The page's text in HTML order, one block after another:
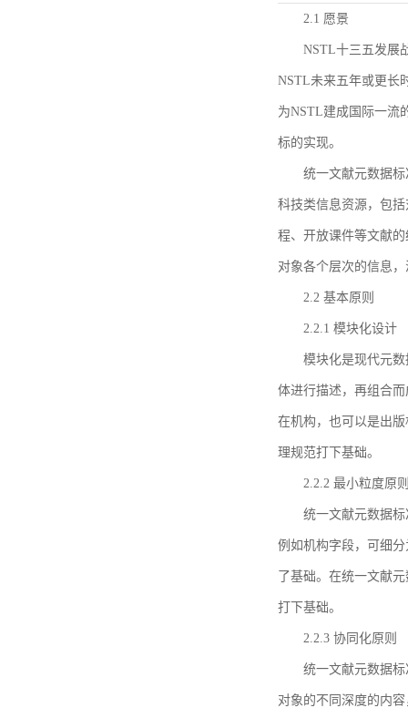
2.1 愿景
NSTL十三五发展
NSTL未来五年或更长
为NSTL建成国际一流
标的实现。
统一文献元数据
科技类信息资源，包
程、开放课件等文献
对象各个层次的信息
2.2 基本原则
2.2.1 模块化设计
模块化是现代元
体进行描述，再组合
在机构，也可以是出
理规范打下基础。
2.2.2 最小粒度原
统一文献元数据
例如机构字段，可细
了基础。在统一文献
打下基础。
2.2.3 协同化原则
统一文献元数据
对象的不同深度的内